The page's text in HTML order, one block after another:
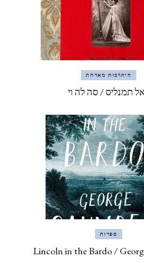
היתרבות מארחת
תמנליס / סה לה וי
ספרות
Lincoln in the Bardo /